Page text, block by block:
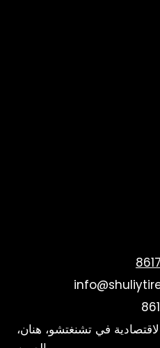
في تشنغتشو، هنان،